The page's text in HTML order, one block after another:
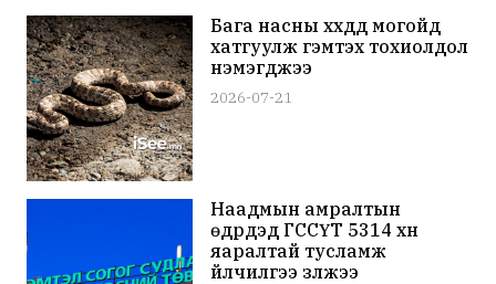
Бага насны хүүхдүүд могойд
хатгуулж гэмтэх тохиолдол
нэмэгджээ
2026-07-21
Наадмын амралтын
өдрүүдэд ГССҮТ 5314 хүн
яаралтай тусламж
үйлчилгээ үзүүлжээ